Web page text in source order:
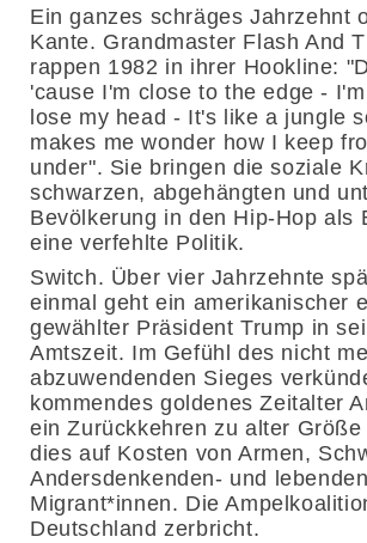
Ein ganzes schräges Jahrzehnt
Kante. Grandmaster Flash And
rappen 1982 in ihrer Hookline:
'cause I'm close to the edge -
lose my head - It's like a jungle
makes me wonder how I keep
under". Sie bringen die soziale
schwarzen, abgehängten und
Bevölkerung in den Hip-Hop als
eine verfehlte Politik.
Switch. Über vier Jahrzehnte
einmal geht ein amerikanischer
gewählter Präsident Trump in
Amtszeit. Im Gefühl des nicht
abzuwendenden Sieges
kommendes goldenes Zeitalter
ein Zurückkehren zu alter Größe
dies auf Kosten von Armen,
Andersdenkenden- und
Migrant*innen. Die
Deutschland zerbricht.